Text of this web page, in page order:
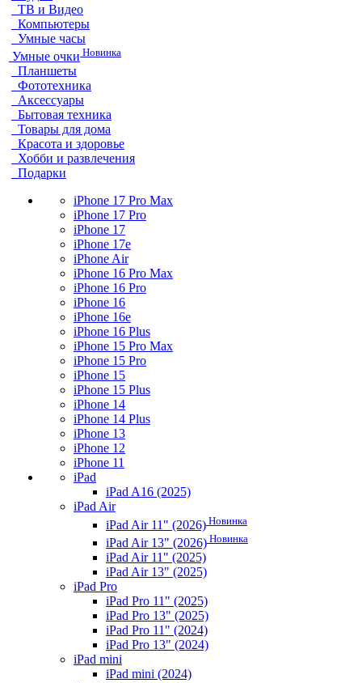
ТВ и Видео
Компьютеры
Умные часы
Умные очки Новинка
Планшеты
Фототехника
Аксессуары
Бытовая техника
Товары для дома
Красота и здоровье
Хобби и развлечения
Подарки
iPhone 17 Pro Max
iPhone 17 Pro
iPhone 17
iPhone 17e
iPhone Air
iPhone 16 Pro Max
iPhone 16 Pro
iPhone 16
iPhone 16e
iPhone 16 Plus
iPhone 15 Pro Max
iPhone 15 Pro
iPhone 15
iPhone 15 Plus
iPhone 14
iPhone 14 Plus
iPhone 13
iPhone 12
iPhone 11
iPad
iPad A16 (2025)
iPad Air
iPad Air 11" (2026) Новинка
iPad Air 13" (2026) Новинка
iPad Air 11" (2025)
iPad Air 13" (2025)
iPad Pro
iPad Pro 11" (2025)
iPad Pro 13" (2025)
iPad Pro 11" (2024)
iPad Pro 13" (2024)
iPad mini
iPad mini (2024)